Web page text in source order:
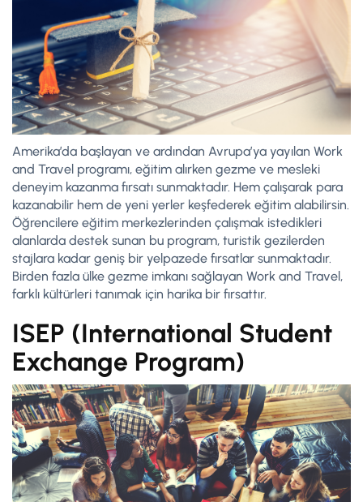
Amerika’da başlayan ve ardından Avrupa’ya yayılan Work
and Travel programı, eğitim alırken gezme ve mesleki
deneyim kazanma fırsatı sunmaktadır. Hem çalışarak para
kazanabilir hem de yeni yerler keşfederek eğitim alabilirsin.
Öğrencilere eğitim merkezlerinden çalışmak istedikleri
alanlarda destek sunan bu program, turistik gezilerden
stajlara kadar geniş bir yelpazede fırsatlar sunmaktadır.
Birden fazla ülke gezme imkanı sağlayan Work and Travel,
farklı kültürleri tanımak için harika bir fırsattır.
ISEP (International Student
Exchange Program)